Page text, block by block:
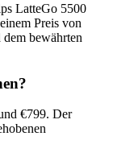
LatteGo 5500
Preis von
bewährten
€799. Der